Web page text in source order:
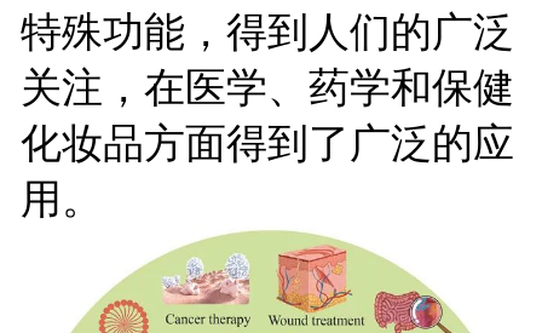
特殊功能，得到人们的广泛
关注，在医学、药学和保健
化妆品方面得到了广泛的应
用。